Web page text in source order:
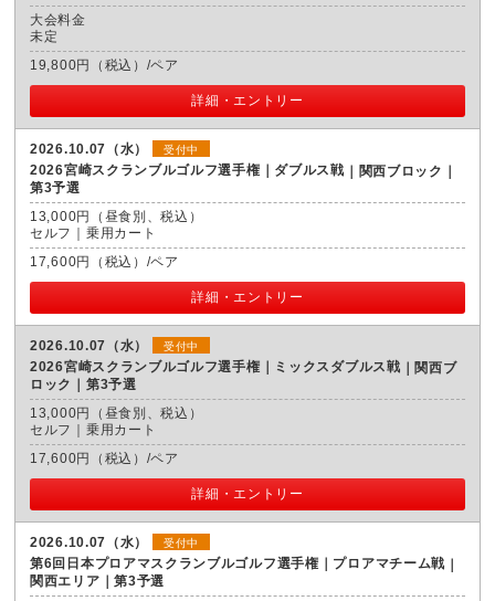
大会料金
未定
19,800円（税込）/ペア
詳細・エントリー
2026.10.07（水） 受付中
2026宮崎スクランブルゴルフ選手権｜ダブルス戦
関西ブロック｜
第3予選
13,000円（昼食別、税込）
セルフ｜乗用カート
17,600円（税込）/ペア
詳細・エントリー
2026.10.07（水） 受付中
2026宮崎スクランブルゴルフ選手権｜ミックスダブルス戦
関西ブ
ロック｜第3予選
13,000円（昼食別、税込）
セルフ｜乗用カート
17,600円（税込）/ペア
詳細・エントリー
2026.10.07（水） 受付中
第6回日本プロアマスクランブルゴルフ選手権｜プロアマチーム戦
関西エリア｜第3予選